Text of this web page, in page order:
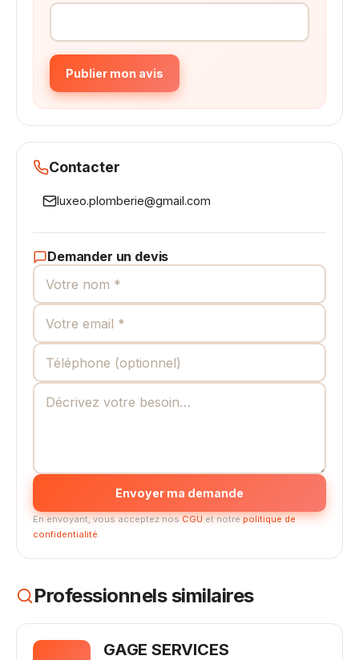
Publier mon avis
Contacter
luxeo.plomberie@gmail.com
Demander un devis
Envoyer ma demande
En envoyant, vous acceptez nosCGUet notrepolitique de
confidentialité.
Professionnels similaires
GAGE SERVICES